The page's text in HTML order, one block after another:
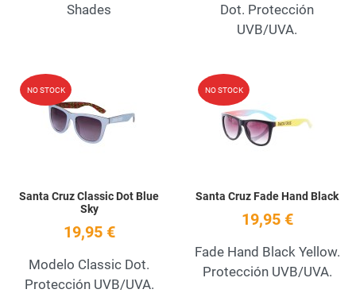
Shades
Dot. Protección
UVB/UVA.
NO STOCK Add to Wishlist
Quick View
Santa Cruz Classic Dot Blue
Sky
19,95 €
Modelo Classic Dot.
Protección UVB/UVA.
NO STOCK
Santa Cruz Fade Hand Black
19,95 €
Fade Hand Black Yellow.
Protección UVB/UVA.